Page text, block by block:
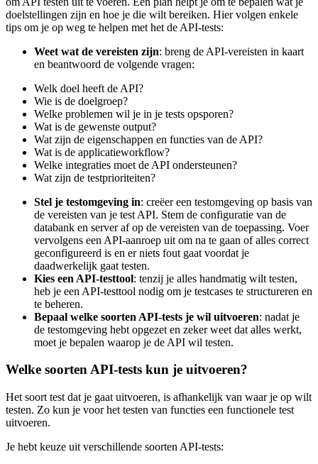
doelstellingen zijn en hoe je die wilt bereiken. Hier volgen enkele
tips om je op weg te helpen met het de API-tests:
Weet wat de vereisten zijn: breng de API-vereisten in kaart
en beantwoord de volgende vragen:
Welk doel heeft de API?
Wie is de doelgroep?
Welke problemen wil je in je tests opsporen?
Wat is de gewenste output?
Wat zijn de eigenschappen en functies van de API?
Wat is de applicatieworkflow?
Welke integraties moet de API ondersteunen?
Wat zijn de testprioriteiten?
Stel je testomgeving in: creëer een testomgeving op basis van
de vereisten van je test API. Stem de configuratie van de
databank en server af op de vereisten van de toepassing. Voer
vervolgens een API-aanroep uit om na te gaan of alles correct
geconfigureerd is en er niets fout gaat voordat je
daadwerkelijk gaat testen.
Kies een API-testtool: tenzij je alles handmatig wilt testen,
heb je een API-testtool nodig om je testcases te structureren en
te beheren.
Bepaal welke soorten API-tests je wil uitvoeren: nadat je
de testomgeving hebt opgezet en zeker weet dat alles werkt,
moet je bepalen waarop je de API wil testen.
Welke soorten API-tests kun je uitvoeren?
Het soort test dat je gaat uitvoeren, is afhankelijk van waar je op wilt
testen. Zo kun je voor het testen van functies een functionele test
uitvoeren.
Je hebt keuze uit verschillende soorten API-tests: